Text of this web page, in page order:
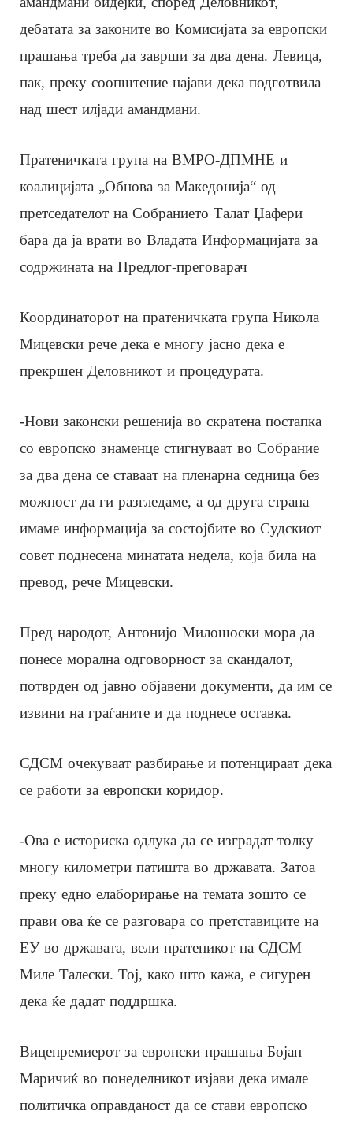
дебатата за законите во Комисијата за европски
прашања треба да заврши за два дена. Левица,
пак, преку соопштение најави дека подготвила
над шест илјади амандмани.
Пратеничката група на ВМРО-ДПМНЕ и
коалицијата „Обнова за Македонија“ од
претседателот на Собранието Талат Џафери
бара да ја врати во Владата Информацијата за
содржината на Предлог-преговарач
Координаторот на пратеничката група Никола
Мицевски рече дека е многу јасно дека е
прекршен Деловникот и процедурата.
-Нови законски решенија во скратена постапка
со европско знаменце стигнуваат во Собрание
за два дена се ставаат на пленарна седница без
можност да ги разгледаме, а од друга страна
имаме информација за состојбите во Судскиот
совет поднесена минатата недела, која била на
превод, рече Мицевски.
Пред народот, Антонијо Милошоски мора да
понесе морална одговорност за скандалот,
потврден од јавно објавени документи, да им се
извини на граѓаните и да поднесе оставка.
СДСМ очекуваат разбирање и потенцираат дека
се работи за европски коридор.
-Ова е историска одлука да се изградат толку
многу километри патишта во државата. Затоа
преку едно елаборирање на темата зошто се
прави ова ќе се разговара со претставиците на
ЕУ во државата, вели пратеникот на СДСМ
Миле Талески. Тој, како што кажа, е сигурен
дека ќе дадат поддршка.
Вицепремиерот за европски прашања Бојан
Маричиќ во понеделникот изјави дека имале
политичка оправданост да се стави европско